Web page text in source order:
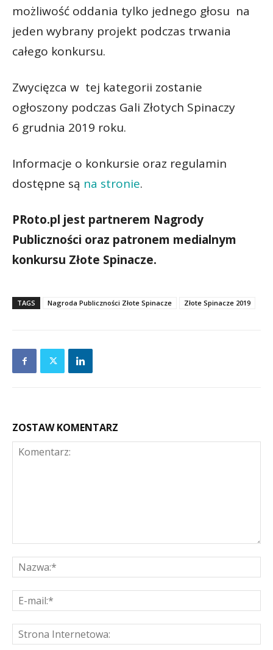
możliwość oddania tylko jednego głosu na
jeden wybrany projekt podczas trwania
całego konkursu.
Zwycięzca w tej kategorii zostanie
ogłoszony podczas Gali Złotych Spinaczy
6 grudnia 2019 roku.
Informacje o konkursie oraz regulamin
dostępne są na stronie.
PRoto.pl jest partnerem Nagrody
Publiczności oraz patronem medialnym
konkursu Złote Spinacze.
TAGS Nagroda Publiczności Złote Spinacze Złote Spinacze 2019
ZOSTAW KOMENTARZ